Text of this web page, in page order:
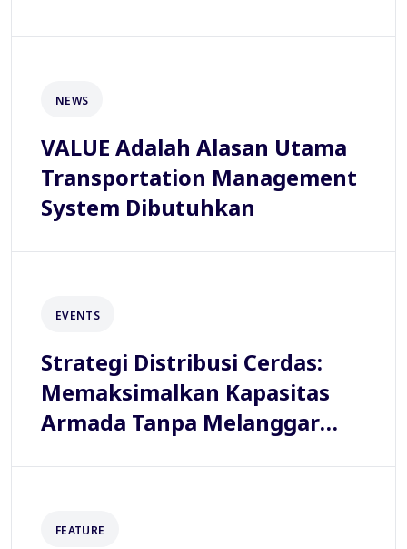
NEWS
VALUE Adalah Alasan Utama
Transportation Management
System Dibutuhkan
EVENTS
Strategi Distribusi Cerdas:
Memaksimalkan Kapasitas
Armada Tanpa Melanggar
FEATURE